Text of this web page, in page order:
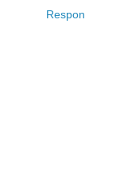
Respon